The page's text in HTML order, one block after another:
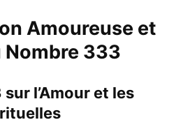
Amoureuse et
333
l’Amour et les